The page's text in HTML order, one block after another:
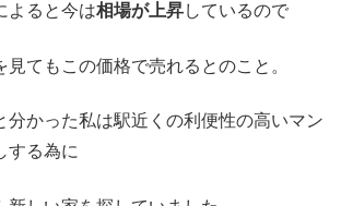
よると今は相場が上昇しているので
見てもこの価格で売れるとのこと。
分かった私は駅近くの利便性の高いマン
する為に